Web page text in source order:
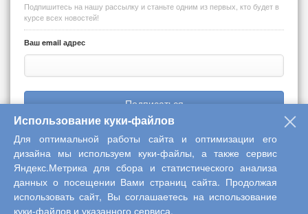
Подпишитесь на нашу рассылку и станьте одним из первых, кто будет в
курсе всех новостей!
Ваш email адрес
Подписаться
Copyright © 2013-2026 Центр научного сотрудничества «Интерактив
плюс»
Использование куки-файлов
Для оптимальной работы сайта и оптимизации его
дизайна мы используем куки-файлы, а также сервис
Яндекс.Метрика для сбора и статистического анализа
данных о посещении Вами страниц сайта. Продолжая
использовать сайт, Вы соглашаетесь на использование
куки-файлов и указанного сервиса.